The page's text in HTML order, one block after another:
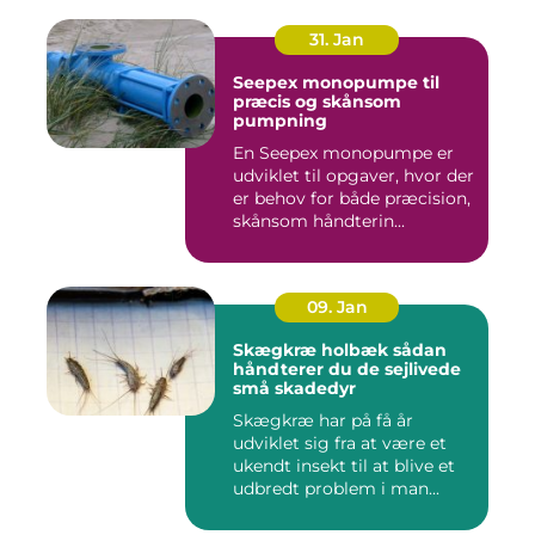
31. Jan
Seepex monopumpe til
præcis og skånsom
pumpning
En Seepex monopumpe er
udviklet til opgaver, hvor der
er behov for både præcision,
skånsom håndterin...
09. Jan
Skægkræ holbæk sådan
håndterer du de sejlivede
små skadedyr
Skægkræ har på få år
udviklet sig fra at være et
ukendt insekt til at blive et
udbredt problem i man...